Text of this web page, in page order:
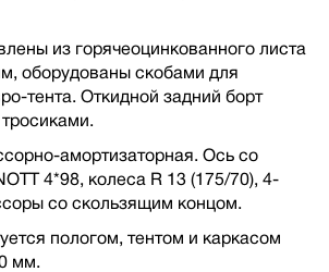
из горячеоцинкованного листа
оборудованы скобами для
тента. Откидной задний борт
амортизаторная. Ось со
4*98, колеса R 13 (175/70), 4-
со скользящим концом.
пологом, тентом и каркасом
мм.